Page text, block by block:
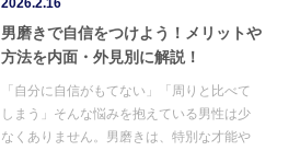
2026.2.16
男磨きで自信をつけよう！メリットや
方法を内面・外見別に解説！
「自分に自信がもてない」「周りと比べて
しまう」そんな悩みを抱えている男性は少
なくありません。男磨きは、特別な才能や